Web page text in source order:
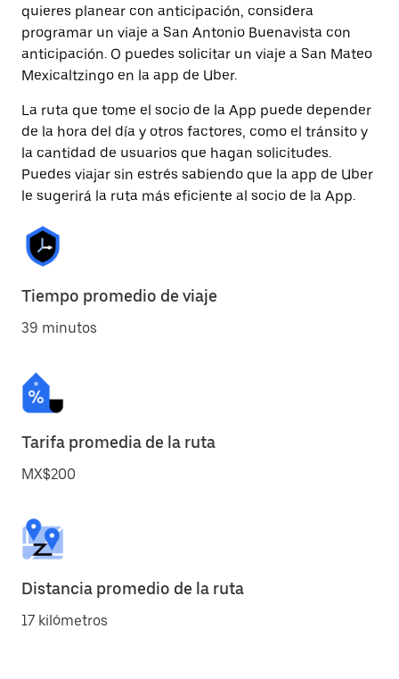
quieres planear con anticipación, considera
programar un viaje a San Antonio Buenavista con
anticipación. O puedes solicitar un viaje a San Mateo
Mexicaltzingo en la app de Uber.
La ruta que tome el socio de la App puede depender
de la hora del día y otros factores, como el tránsito y
la cantidad de usuarios que hagan solicitudes.
Puedes viajar sin estrés sabiendo que la app de Uber
le sugerirá la ruta más eficiente al socio de la App.
Tiempo promedio de viaje
39 minutos
Tarifa promedia de la ruta
MX$200
Distancia promedio de la ruta
17 kilómetros